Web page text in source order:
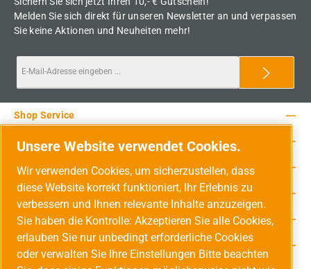
Melden Sie sich direkt für unseren Newsletter an und verpassen
Sie keine Aktionen und Neuheiten mehr!
Service-Hotline
Shop Service
Rechtliche Hinweise
Unsere Vorteile
Versandarten
Zahlungsarten
Unsere Website verwendet Cookies.
Wir verwenden Cookies, um sicherzustellen, dass
diese Website korrekt funktioniert, Ihr Erlebnis zu
verbessern und Ihnen relevante Inhalte anzuzeigen.
Sie haben die Kontrolle: Akzeptieren Sie alle Cookies,
erlauben Sie nur unbedingt erforderliche Cookies
oder verwalten Sie Ihre Einstellungen Bitte beachten